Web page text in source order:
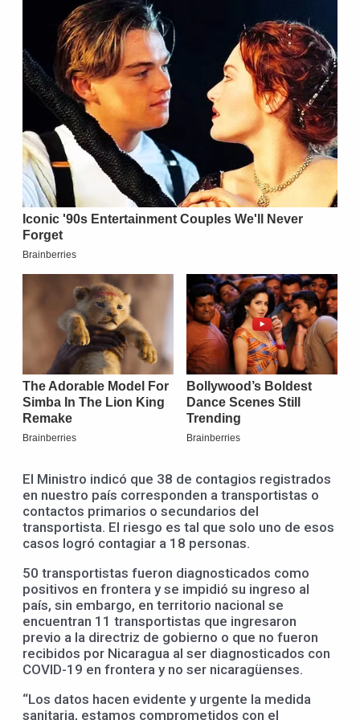
El Ministro indicó que 38 de contagios registrados
en nuestro país corresponden a transportistas o
contactos primarios o secundarios del
transportista. El riesgo es tal que solo uno de esos
casos logró contagiar a 18 personas.
50 transportistas fueron diagnosticados como
positivos en frontera y se impidió su ingreso al
país, sin embargo, en territorio nacional se
encuentran 11 transportistas que ingresaron
previo a la directriz de gobierno o que no fueron
recibidos por Nicaragua al ser diagnosticados con
COVID-19 en frontera y no ser nicaragüenses.
“Los datos hacen evidente y urgente la medida
sanitaria, estamos comprometidos con el